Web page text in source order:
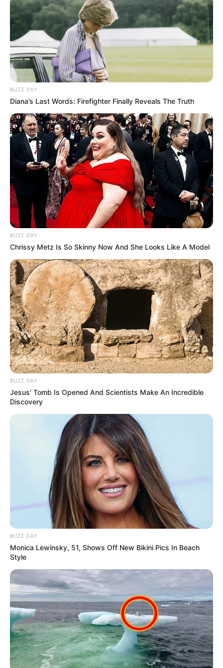
Serem! 9 Chat Ojek Online &
Pelanggan Ini Bikin Auto
Merinding
Bikin Ngakak, 10 Potret
Cosplay Murah Pakai Bahan
Seadanya
Anti Mainstream, 10 Cara
Membawa Barang Belanjaan
Versi Warga Thailand
Langka Banget! 10 Pose Lucu
Katak yang Bikin Ketawa
Gemes
BUZZ DAY
Diana’s Last Words: Firefighter Finally Reveals The Truth
BUZZ DAY
Chrissy Metz Is So Skinny Now And She Looks Like A Model
BUZZ DAY
Jesus' Tomb Is Opened And Scientists Make An Incredible
Discovery
BUZZ DAY
Monica Lewinsky, 51, Shows Off New Bikini Pics In Beach
Style